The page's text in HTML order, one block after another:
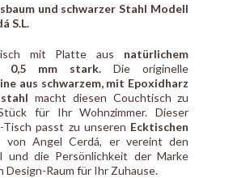
und schwarzer Stahl Modell
S.L.
mit Platte aus natürlichem
0,5 mm stark. Die originelle
aus schwarzem, mit Epoxidharz
macht diesen Couchtisch zu
für Ihr Wohnzimmer. Dieser
Tisch passt zu unseren Ecktischen
von Angel Cerdá, er vereint den
und die Persönlichkeit der Marke
Design-Raum für Ihr Zuhause.